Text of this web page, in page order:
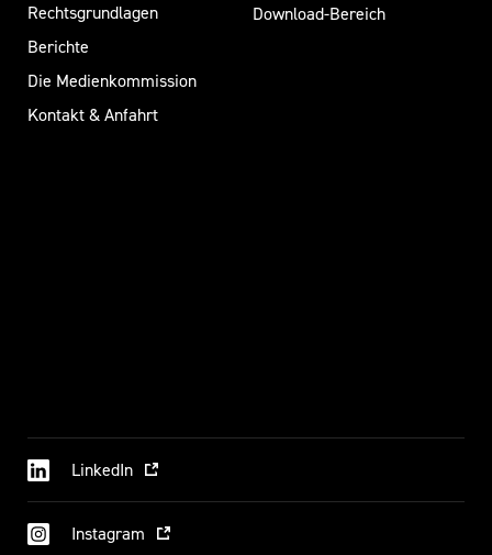
Rechtsgrundlagen
Berichte
Die Medienkommission
Kontakt & Anfahrt
Download-Bereich
LinkedIn
Instagram